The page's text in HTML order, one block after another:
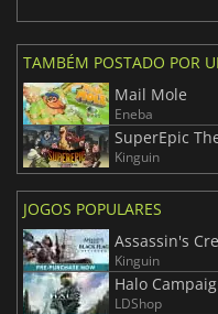
TAMBÉM POSTADO POR
Mail Mole
Eneba
SuperEpic
Kinguin
JOGOS POPULARES
Assassin's
Kinguin
Halo
LDShop